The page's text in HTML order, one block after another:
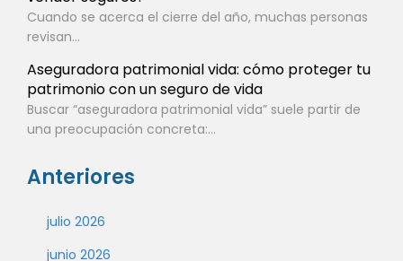
Cuando se acerca el cierre del año, muchas personas
revisan...
Aseguradora patrimonial vida: cómo proteger tu
patrimonio con un seguro de vida
Buscar “aseguradora patrimonial vida” suele partir de
una preocupación concreta:...
Anteriores
julio 2026
junio 2026